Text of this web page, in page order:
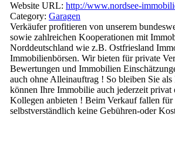
Website URL: http://www.nordsee-
Category: Garagen
Verkäufer profitieren von unserem
sowie zahlreichen Kooperationen mit
Norddeutschland wie z.B. Ostfriesland
Immobilienbörsen. Wir bieten für private
Bewertungen und Immobilien
auch ohne Alleinauftrag ! So bleiben Sie
können Ihre Immobilie auch jederzeit privat
Kollegen anbieten ! Beim Verkauf fallen für
selbstverständlich keine Gebühren-oder